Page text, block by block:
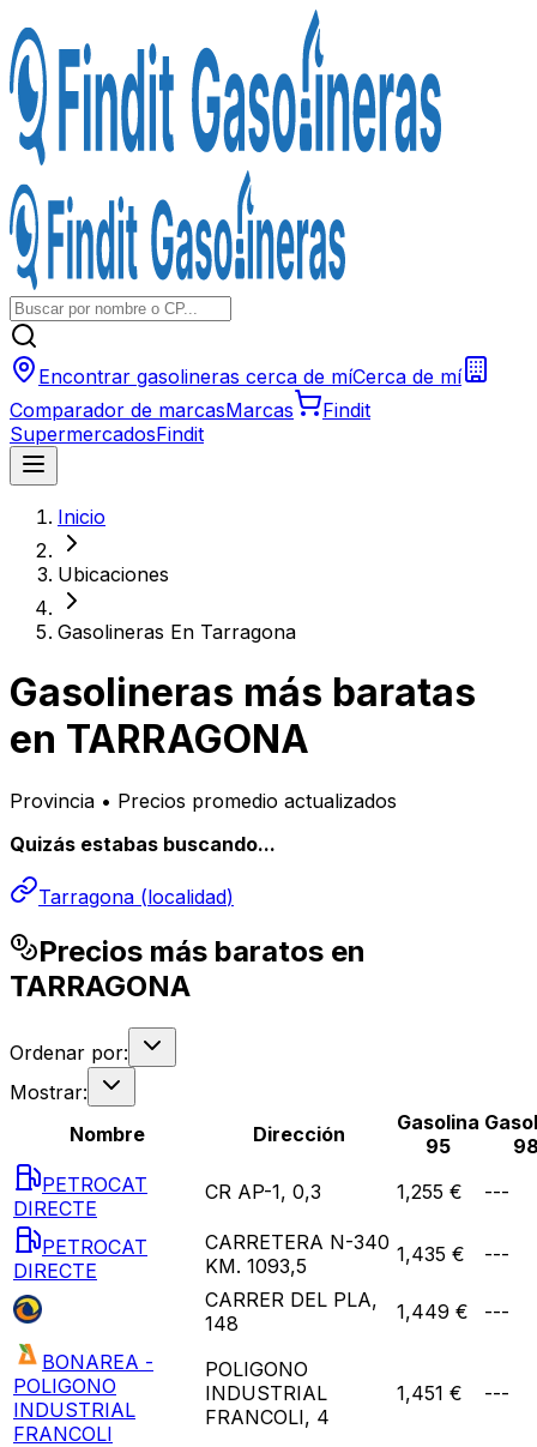
Encontrar gasolineras cerca de míCerca de mí
Comparador de marcasMarcas
Findit
SupermercadosFindit
Inicio
Ubicaciones
Gasolineras En Tarragona
Gasolineras más baratas
en TARRAGONA
Provincia • Precios promedio actualizados
Quizás estabas buscando...
Tarragona (localidad)
Precios más baratos en
TARRAGONA
Ordenar por:
Mostrar:
Nombre
Dirección
Gasolina
95
PETROCAT
DIRECTE
CR AP-1, 0,3 1,255 € ---
PETROCAT
DIRECTE
CARRETERA N-340
KM. 1093,5
1,435 €
---
CARRER DEL PLA,
148
1,449 € ---
BONAREA -
POLIGONO
INDUSTRIAL
FRANCOLI
POLIGONO
INDUSTRIAL
FRANCOLI, 4
1,451 € ---